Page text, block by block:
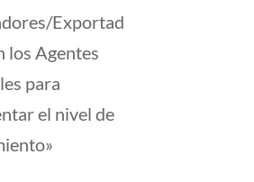
Exportad
los Agentes
para
el nivel de